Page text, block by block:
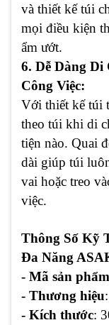
và thiết kế túi
mọi điều kiện
ẩm ướt.
6. Dễ Dàng
Công Việc:
Với thiết kế túi
theo túi khi di
tiện nào. Quai
dài giúp túi
vai hoặc treo
việc.
Thông Số Kỹ
Đa Năng
- Mã sản phẩm
- Thương hiệu
- Kích thước: